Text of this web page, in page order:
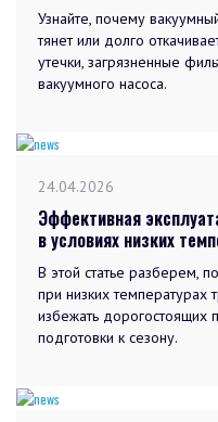
Узнайте, почему
тянет или долго
утечки, загрязненные
вакуумного насоса.
24.04.2026
Эффективная
в условиях низких
В этой статье разберем,
при низких температурах
избежать дорогостоящих
подготовки к сезону.